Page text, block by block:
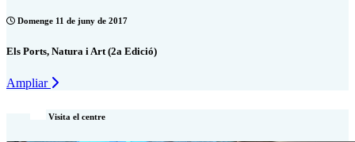
Domenge 11 de juny de 2017
Els Ports, Natura i Art (2a Edició)
Ampliar
Visita el centre